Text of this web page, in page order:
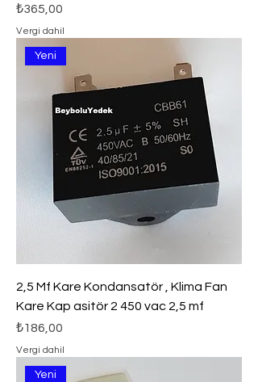
Fiyat
₺365,00
Vergi dahil
Yeni
2,5 Mf Kare Kondansatör , Klima Fan
Kare Kap asitör 2 450 vac 2,5 mf
Fiyat
₺186,00
Vergi dahil
Yeni